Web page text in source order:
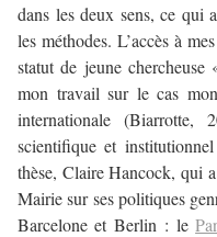
dans les deux sens, ce qui
les méthodes. L’accès à
statut de jeune
mon travail sur le cas
internationale (Biarrotte,
scientifique et
thèse, Claire Hancock, qui
Mairie sur ses politiques
Barcelone et Berlin : le